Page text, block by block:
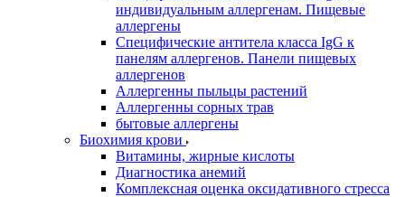
индивидуальным аллергенам. Пищевые
аллергены
Специфические антитела класса IgG к
панелям аллергенов. Панели пищевых
аллергенов
Аллергенны пыльцы растений
Аллергенны сорных трав
бытовые аллергены
Биохимия крови
Витамины, жирные кислоты
Диагностика анемий
Комплексная оценка оксидативного стресса